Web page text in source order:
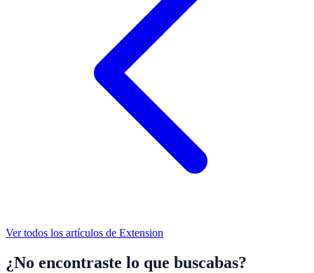
Ver todos los artículos de Extension
¿No encontraste lo que buscabas?